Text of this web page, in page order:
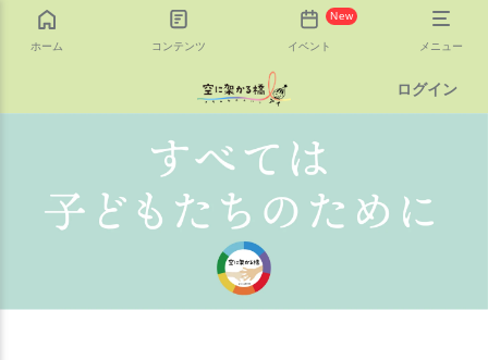
ホーム コンテンツ
New
イベント メニュー
ログイン